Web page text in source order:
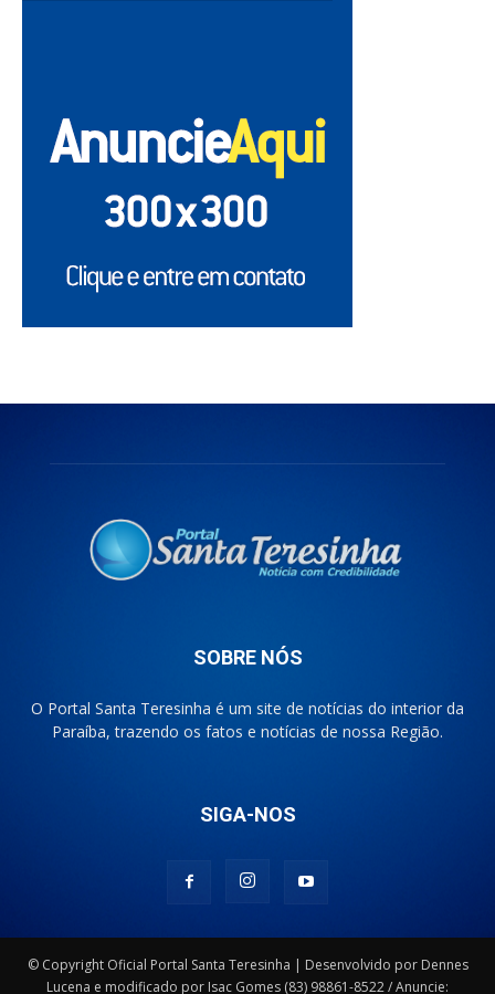
SOBRE NÓS
O Portal Santa Teresinha é um site de notícias do interior da
Paraíba, trazendo os fatos e notícias de nossa Região.
SIGA-NOS
© Copyright Oficial Portal Santa Teresinha | Desenvolvido por Dennes
Lucena e modificado por Isac Gomes (83) 98861-8522 / Anuncie: